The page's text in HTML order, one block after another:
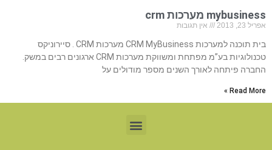
mybusiness מערכות crm
אפריל 23, 2013 אין תגובות
בית תוכנה למערכות CRM MyBusiness מערכות CRM . סיירוניקס
טכנולוגיות בע”מ מפתחת ומשווקת מערכות CRM ארגונים רבים במשק.
החברה פיתחה לאורך השנים מספר מודולים על
Read More »